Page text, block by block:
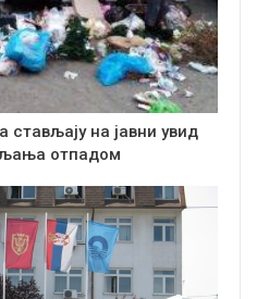
на јавни увид
отпадом